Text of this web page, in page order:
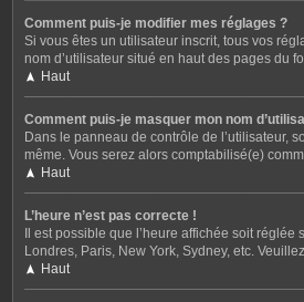
Comment puis-je modifier mes réglages ?
Si vous êtes un utilisateur inscrit, tous vos
nom d’utilisateur situé en haut des pages du
Haut
Comment puis-je masquer mon nom
Dans le panneau de contrôle de l’utilisateur,
même. Vous serez alors comptabilisé(e)
Haut
L’heure n’est pas correcte !
Il est possible que l’heure affichée soit
Londres, Paris, New York, Sydney, etc.
Haut